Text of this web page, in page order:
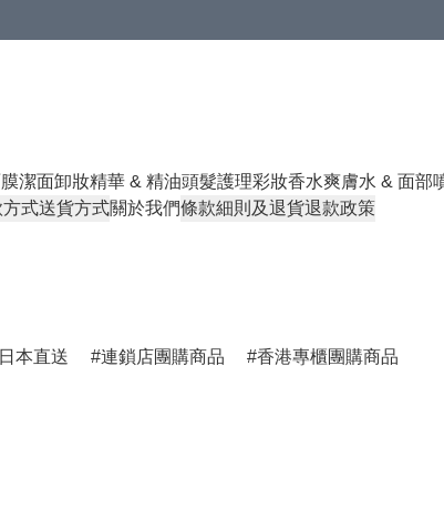
潔面卸妝精華 & 精油頭髮護理彩妝香水爽膚水 & 面部
式送貨方式關於我們條款細則及退貨退款政策
日本直送 連鎖店團購商品 香港專櫃團購商品